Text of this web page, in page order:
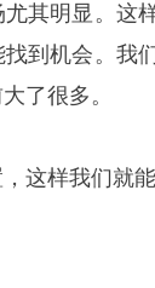
其明显。这
到机会。我
了很多。
这样我们就